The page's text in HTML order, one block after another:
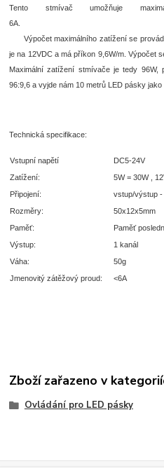
Tento stmívač umožňuje
Výpočet maximálního zatížení se
je na 12VDC a má příkon 9,6W/m. Výpočet
Maximální zatížení stmívače je tedy 96W,
96:9,6 a vyjde nám 10 metrů LED pásky jako
Technická specifikace:
Vstupní napětí
DC5-24V
Zatížení:
5W = 30W ,
Připojení:
vstup/výstup -
Rozměry:
50x12x5mm
Paměť:
Paměť
Výstup:
1 kanál
Váha:
50g
Jmenovitý zátěžový proud:
<6A
Zboží zařazeno v
Ovládání pro LED pásky